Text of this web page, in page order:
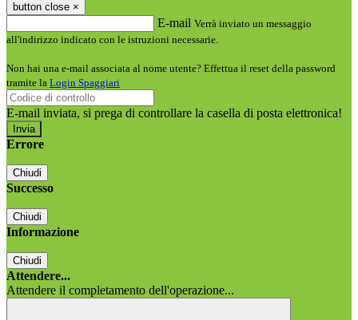
button close ×
E-mail Verrà inviato un messaggio
all'indirizzo indicato con le istruzioni necessarie.
Non hai una e-mail associata al nome utente? Effettua il reset della password
tramite la Login Spaggiari
E-mail inviata, si prega di controllare la casella di posta elettronica!
Errore
Chiudi
Successo
Chiudi
Informazione
Chiudi
Attendere...
Attendere il completamento dell'operazione...